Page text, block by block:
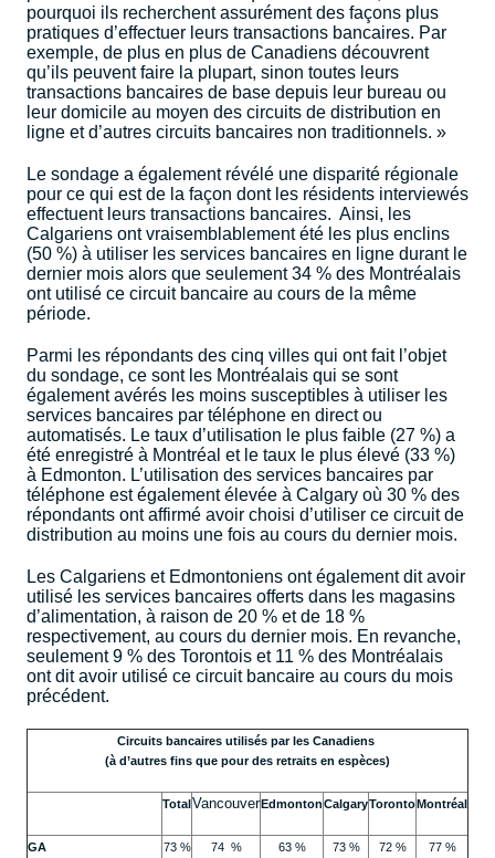
pourquoi ils recherchent assurément des façons plus
pratiques d’effectuer leurs transactions bancaires. Par
exemple, de plus en plus de Canadiens découvrent
qu’ils peuvent faire la plupart, sinon toutes leurs
transactions bancaires de base depuis leur bureau ou
leur domicile au moyen des circuits de distribution en
ligne et d’autres circuits bancaires non traditionnels. »
Le sondage a également révélé une disparité régionale
pour ce qui est de la façon dont les résidents interviewés
effectuent leurs transactions bancaires. Ainsi, les
Calgariens ont vraisemblablement été les plus enclins
(50 %) à utiliser les services bancaires en ligne durant le
dernier mois alors que seulement 34 % des Montréalais
ont utilisé ce circuit bancaire au cours de la même
période.
Parmi les répondants des cinq villes qui ont fait l’objet
du sondage, ce sont les Montréalais qui se sont
également avérés les moins susceptibles à utiliser les
services bancaires par téléphone en direct ou
automatisés. Le taux d’utilisation le plus faible (27 %) a
été enregistré à Montréal et le taux le plus élevé (33 %)
à Edmonton. L’utilisation des services bancaires par
téléphone est également élevée à Calgary où 30 % des
répondants ont affirmé avoir choisi d’utiliser ce circuit de
distribution au moins une fois au cours du dernier mois.
Les Calgariens et Edmontoniens ont également dit avoir
utilisé les services bancaires offerts dans les magasins
d’alimentation, à raison de 20 % et de 18 %
respectivement, au cours du dernier mois. En revanche,
seulement 9 % des Torontois et 11 % des Montréalais
ont dit avoir utilisé ce circuit bancaire au cours du mois
précédent.
Circuits bancaires utilisés par les Canadiens
(à d’autres fins que pour des retraits en espèces)
TotalVancouverEdmontonCalgaryTorontoMontréal
GA 73 % 74 % 63 % 73 % 72 % 77 %